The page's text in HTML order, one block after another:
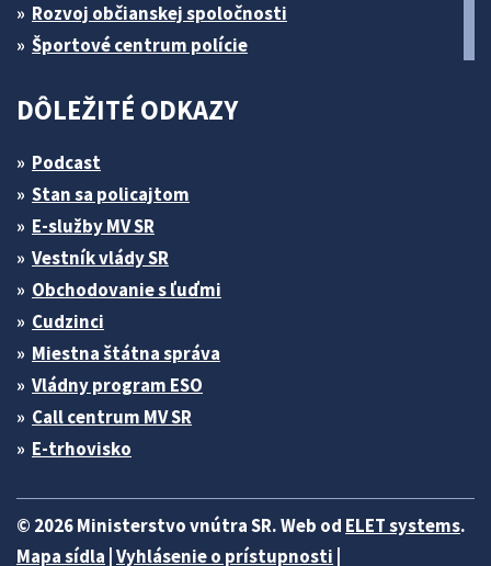
Rozvoj občianskej spoločnosti
Športové centrum polície
DÔLEŽITÉ ODKAZY
Podcast
Stan sa policajtom
E-služby MV SR
Vestník vlády SR
Obchodovanie s ľuďmi
Cudzinci
Miestna štátna správa
Vládny program ESO
Call centrum MV SR
E-trhovisko
© 2026 Ministerstvo vnútra SR. Web od ELET systems.
Mapa sídla Vyhlásenie o prístupnosti